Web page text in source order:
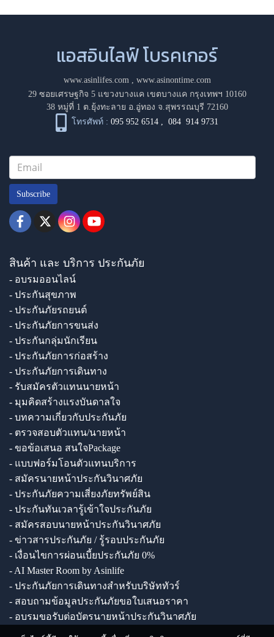
แอสอินไลฟ์ โบรคเกอร์
www.asinlifes.com, www.asinontime.com
29 ซอยเศรษฐกิจ 5 แขวงบางแค เขตบางแค กรุงเทพฯ 10160
38 หมู่ที่ 1 ต.ยุ้งทะลาย อ.อู่ทอง จ.สุพรรณบุรี 72160
โทรศัพท์ : 095 952 6514 ,084 914 9731
Subscribe
สินค้า และ บริการ ประกันภัย
- อบรมออนไลน์
- ประกันสุขภาพ
- ประกันภัยรถยนต์
- ประกันภัยการขนส่ง
- ประกันกลุ่มนักเรียน
- ประกันภัยการก่อสร้าง
- ประกันภัยการเดินทาง
- รับสมัครตัวแทนนายหน้า
- มุมคิดสร้างแรงบันดาลใจ
- บทความเกี่ยวกับประกันภัย
- ตรวจสอบตัวแทน/นายหน้า
- ขอข้อเสนอ สนใจPackage
- แบบฟอร์มโอนตัวแทนบริการ
- สมัครนายหน้าประกันวินาศภัย
- ประกันภัยความเสี่ยงภัยทรัพย์สิน
- ประกันทันเวลารู้เข้าใจประกันภัย
- สมัครสอบนายหน้าประกันวินาศภัย
- ข่าวสารประกันภัย / รู้รอบประกันภัย
- เงื่อนไขการผ่อนเบี้ยประกันภัย 0%
- AI Master Room by Asinlife
- ประกันภัยการเดินทางสำหรับบริษัททัวร์
- สอบถามข้อมูลประกันภัยขอใบเสนอราคา
- อบรมขอรับต่อบัตรนายหน้าประกันวินาศภัย